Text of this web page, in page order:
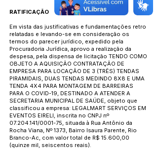
RATIFICAÇÃO
Em vista das justificativas e fundamentações retro
relatadas e levando-se em consideração os
termos do parecer jurídico, expedido pela
Procuradoria Jurídica, aprovo a realização da
despesa, pela dispensa de licitação TENDO COMO
OBJETO A AQUISIÇÃO CONTRATAÇÃO DE
EMPRESA PARA LOCAÇÃO DE 3 (TRÊS) TENDAS
PIRAMIDAIS, DUAS TENDAS MEDINDO 8X8 E UMA
TENDA 4X4 PARA MONTAGEM DE BARREIRAS
PARA O COVID-19, DESTINADO A ATENDER A
SECRETARIA MUNICIPAL DE SAÚDE, objeto que
classificou a empresa: LEGALMART SERVIÇOS EM
EVENTOS EIRELI, inscrita no CNPJ nº
07.204.141/0001-75, situada à Rua Antônio da
Rocha Viana, Nº 1373, Bairro Isaura Parente, Rio
Branco-Ac, com valor total de R$ 15.600,00
(quinze mil, seiscentos reais).